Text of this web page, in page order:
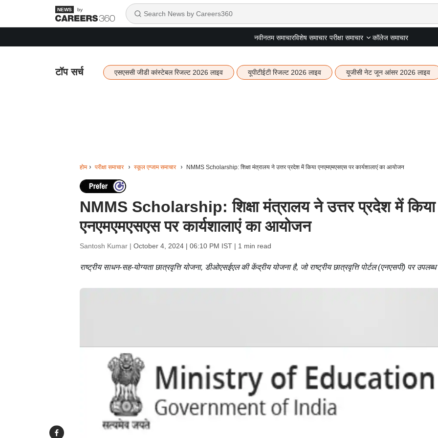
by
नवीनतम समाचारविशेष समाचार परीक्षा समाचार कॉलेज समाचार
टॉप सर्च एसएससी जीडी कांस्टेबल रिजल्ट 2026 लाइव यूपीटीईटी रिजल्ट 2026 लाइव यूजीसी नेट जून आंसर 2026 लाइव
होम परीक्षा समाचार स्कूल एग्जाम समाचार NMMS Scholarship: शिक्षा मंत्रालय ने उत्तर प्रदेश में किया एनएमएमएसएस पर कार्यशालाएं का आयोजन
NMMS Scholarship: शिक्षा मंत्रालय ने उत्तर प्रदेश में किया
एनएमएमएसएस पर कार्यशालाएं का आयोजन
Santosh Kumar | October 4, 2024 | 06:10 PM IST| 1 min read
राष्ट्रीय साधन-सह-योग्यता छात्रवृत्ति योजना, डीओएसईएल की केंद्रीय योजना है, जो राष्ट्रीय छात्रवृत्ति पोर्टल (एनएसपी) पर